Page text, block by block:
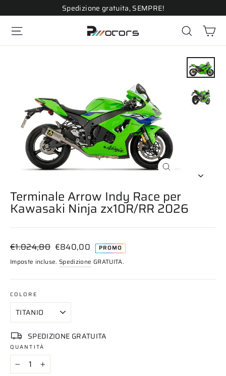
direttamente
contenuti
Spedizione gratuita, SEMPRE!
Navigazione del sito Cerca
Terminale Arrow Indy Race per
Kawasaki Ninja zx10R/RR 2026
Prezzo
di
listino
€1.024,80 Prezzo
scontato
€840,00 PROMO
Imposte incluse. Spedizione GRATUITA.
COLORE
SPEDIZIONE GRATUITA
QUANTITÀ
+